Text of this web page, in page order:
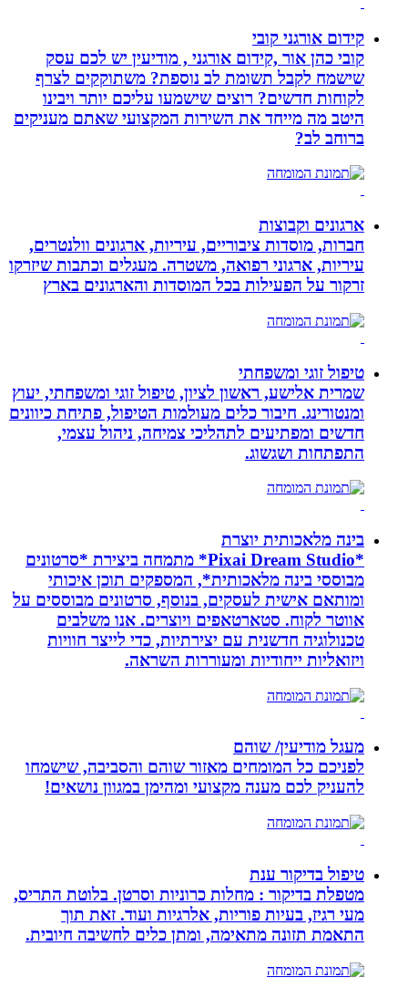
קידום אורגני קובי
קובי כהן אור ,קידום אורגני , מודיעין יש לכם עסק
שישמח לקבל תשומת לב נוספת? משתוקקים לצרף
לקוחות חדשים? רוצים שישמעו עליכם יותר ויבינו
היטב מה מייחד את השירות המקצועי שאתם מעניקים
ברוחב לב?
ארגונים וקבוצות
חברות, מוסדות ציבוריים, עיריות, ארגונים וולנטרים,
עיריות, ארגוני רפואה, משטרה. מעגלים וכתבות שיזרקו
זרקור על הפעילות בכל המוסדות והארגונים בארץ
טיפול זוגי ומשפחתי
שמרית אלישע, ראשון לציון, טיפול זוגי ומשפחתי, יעוץ
ומנטורינג. חיבור כלים מעולמות הטיפול, פתיחת כיוונים
חדשים ומפתיעים לתהליכי צמיחה, ניהול עצמי,
התפתחות ושגשוג.
בינה מלאכותית יוצרת
*Pixai Dream Studio* מתמחה ביצירת *סרטונים
מבוססי בינה מלאכותית*, המספקים תוכן איכותי
ומותאם אישית לעסקים, בנוסף, סרטונים מבוססים על
אווטר לקוח. סטארטאפים ויוצרים. אנו משלבים
טכנולוגיה חדשנית עם יצירתיות, כדי לייצר חוויות
ויזואליות ייחודיות ומעוררות השראה.
מעגל מודיעין/ שוהם
לפניכם כל המומחים מאזור שוהם והסביבה, שישמחו
להעניק לכם מענה מקצועי ומהימן במגוון נושאים!
טיפול בדיקור ענת
מטפלת בדיקור : מחלות כרוניות וסרטן. בלוטת התריס,
מעי רגיז, בעיות פוריות, אלרגיות ועוד. זאת תוך
התאמת תזונה מתאימה, ומתן כלים לחשיבה חיובית.